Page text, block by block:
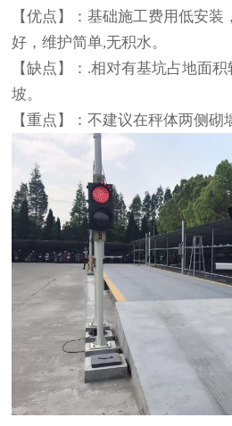
【优点】：基础施工费用低安装
好，维护简单,无积水。
【缺点】：.相对有基坑占地面
坡。
【重点】：不建议在秤体两侧砌